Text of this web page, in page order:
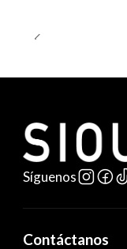
Síguenos
Contáctanos